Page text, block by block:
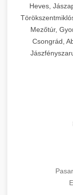
Heves,
Mezőtúr,
Csongrád,